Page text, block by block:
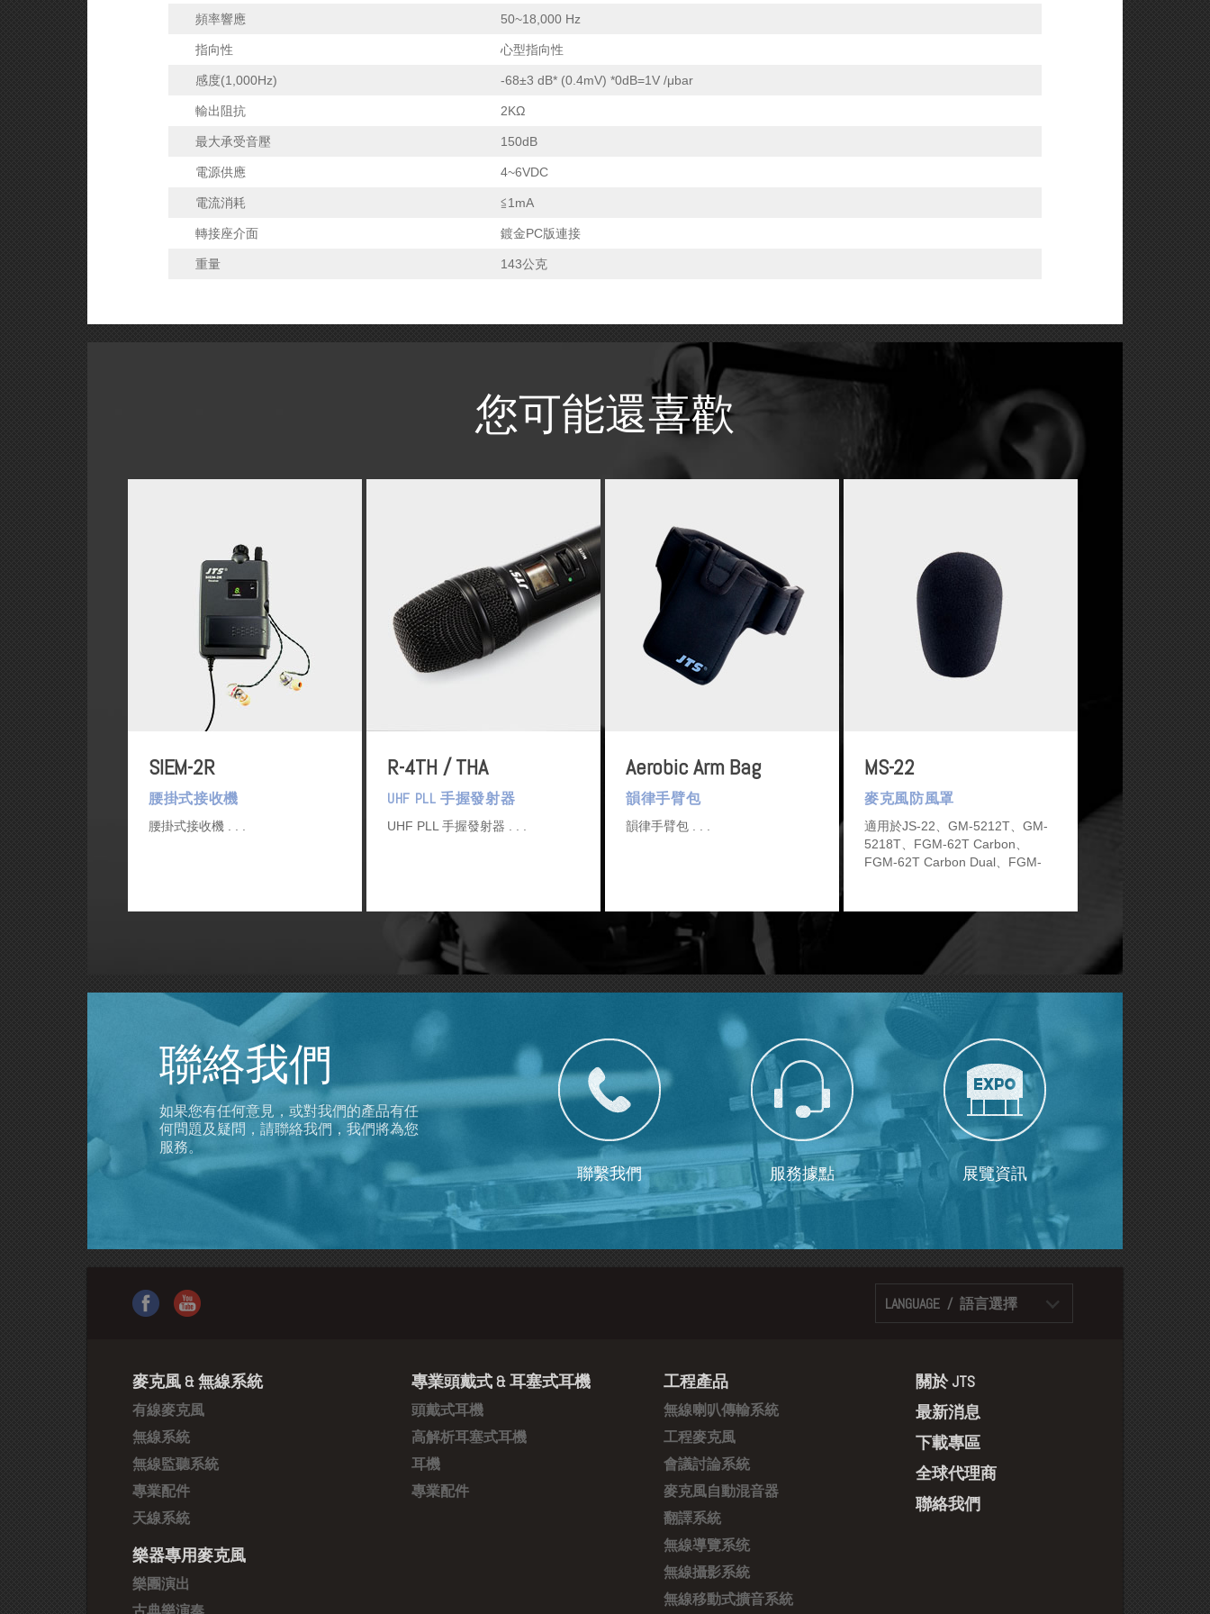
頻率響應 50~18,000 Hz
指向性 心型指向性
感度(1,000Hz) -68±3 dB* (0.4mV) *0dB=1V /μbar
輸出阻抗 2KΩ
最大承受音壓 150dB
電源供應 4~6VDC
電流消耗 ≦1mA
轉接座介面 鍍金PC版連接
重量 143公克
您可能還喜歡
SIEM-2R
腰掛式接收機
腰掛式接收機
R-4TH / THA
UHF PLL 手握發射器
UHF PLL 手握發射器
Aerobic Arm Bag
韻律手臂包
韻律手臂包
MS-22
麥克風防風罩
適用於JS-22、GM-5212T、GM-
5218T、FGM-62T Carbon、
FGM-62T Carbon Dual、FGM-
聯絡我們
如果您有任何意見，或對我們的產品有任
何問題及疑問，請聯絡我們，我們將為您
服務。
聯繫我們 服務據點 展覽資訊
LANGUAGE / 語言選擇
麥克風 & 無線系統
有線麥克風
無線系統
無線監聽系統
專業配件
天線系統
樂器專用麥克風
樂團演出
專業頭戴式 & 耳塞式耳機
頭戴式耳機
高解析耳塞式耳機
耳機
專業配件
工程產品
無線喇叭傳輸系統
工程麥克風
會議討論系統
麥克風自動混音器
翻譯系統
無線導覽系统
無線攝影系統
無線移動式擴音系統
關於 JTS
最新消息
下載專區
全球代理商
聯絡我們